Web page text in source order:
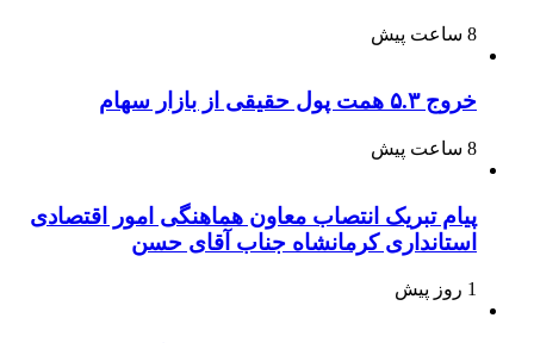
8 ساعت پیش
خروج ۵.۳ همت پول حقیقی از بازار سهام
8 ساعت پیش
پیام تبریک انتصاب معاون هماهنگی امور اقتصادی
استانداری کرمانشاه جناب آقای حسن
1 روز پیش